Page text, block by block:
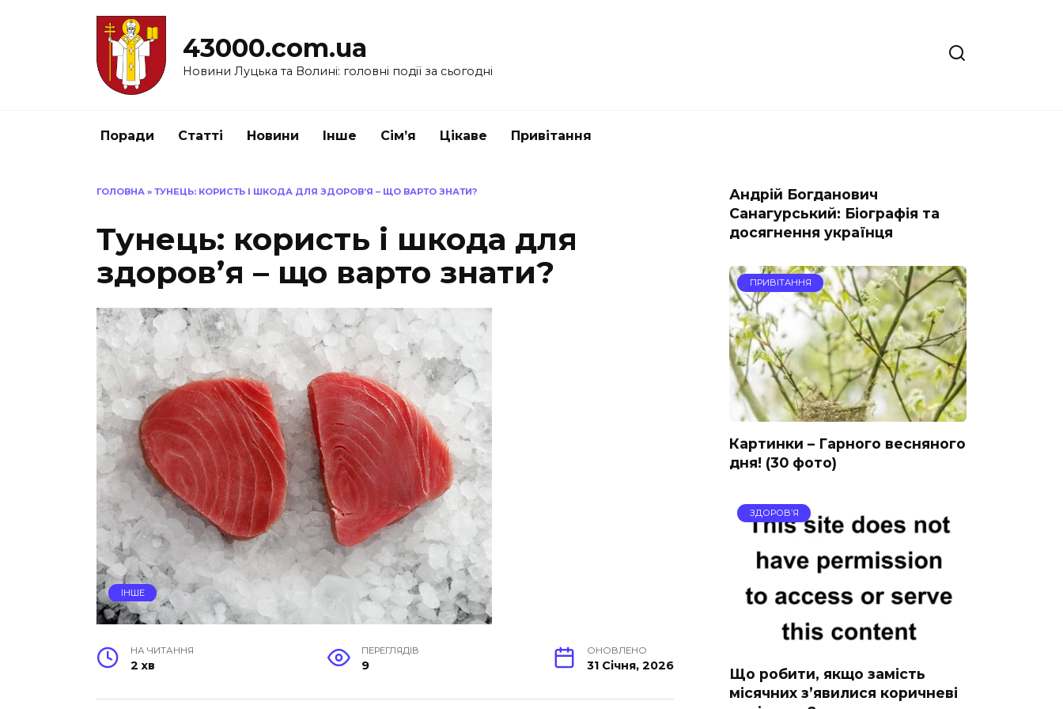
43000.com.ua
Новини Луцька та Волині: головні події за сьогодні
Поради Статті Новини Інше Сім’я Цікаве Привітання
ГОЛОВНА » ТУНЕЦЬ: КОРИСТЬ І ШКОДА ДЛЯ ЗДОРОВ’Я – ЩО ВАРТО ЗНАТИ?
Тунець: користь і шкода для
здоров’я – що варто знати?
ІНШЕ
НА ЧИТАННЯ
2 хв
ПЕРЕГЛЯДІВ
9
ОНОВЛЕНО
31 Січня, 2026
Андрій Богданович
Санагурський: Біографія та
досягнення українця
ПРИВІТАННЯ
Картинки – Гарного весняного
дня! (30 фото)
ЗДОРОВ’Я
Що робити, якщо замість
місячних з’явилися коричневі